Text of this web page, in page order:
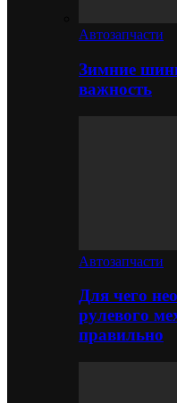
Автозапчасти
Зимние
важность
Автозапчасти
Для чего
рулевого
правильно